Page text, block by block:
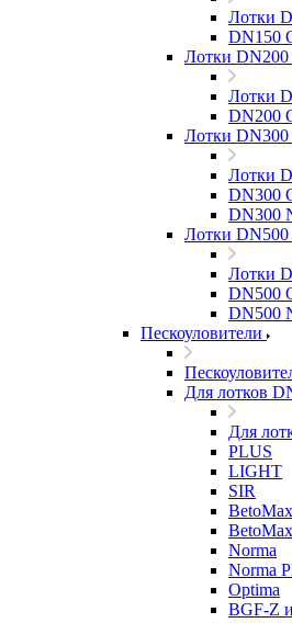
Лотки
DN150
Лотки DN200
Лотки
DN200
Лотки DN300
Лотки
DN300
DN300
Лотки DN500
Лотки
DN500
DN500
Пескоуловители
Для лотков
Для
PLUS
LIGHT
SIR
BetoMax
Norma
Norma
Optima
BGF-Z